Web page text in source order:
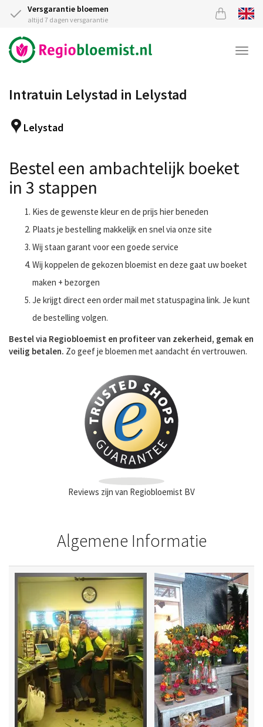
Versgarantie bloemen
altijd 7 dagen versgarantie
Intratuin Lelystad in Lelystad
Lelystad
Bestel een ambachtelijk boeket
in 3 stappen
Kies de gewenste kleur en de prijs hier beneden
Plaats je bestelling makkelijk en snel via onze site
Wij staan garant voor een goede service
Wij koppelen de gekozen bloemist en deze gaat uw boeket
maken + bezorgen
Je krijgt direct een order mail met statuspagina link. Je kunt
de bestelling volgen.
Bestel via Regiobloemist en profiteer van zekerheid, gemak en
veilig betalen. Zo geef je bloemen met aandacht én vertrouwen.
Reviews zijn van Regiobloemist BV
Algemene Informatie